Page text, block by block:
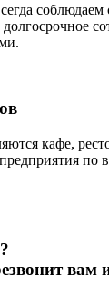
кафе,
по
вам